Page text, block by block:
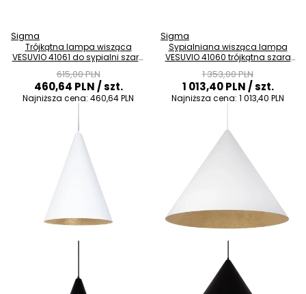
Sigma
Trójkątna lampa wisząca
VESUVIO 41061 do sypialni szara
615,00 PLN
460,64 PLN/ szt.
Najniższa cena: 460,64 PLN
Sigma
Sypialniana wisząca lampa
VESUVIO 41060 trójkątna szara
1 353,00 PLN
1 013,40 PLN/ szt.
Najniższa cena: 1 013,40 PLN